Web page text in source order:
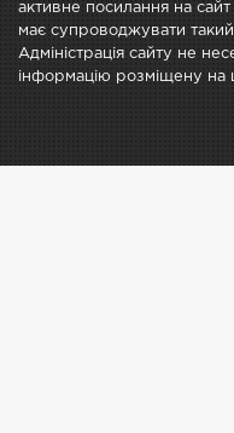
активне посилання на
має супроводжувати такий
Адміністрація сайту не
інформацію розміщену на